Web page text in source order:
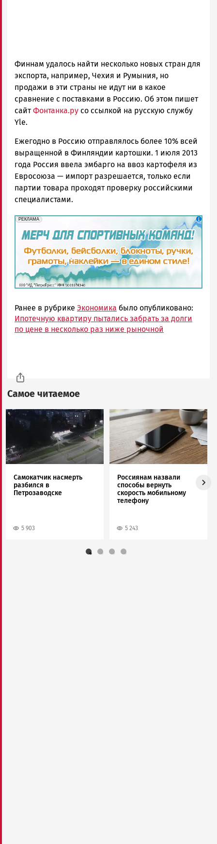
Финнам удалось найти несколько новых стран для
экспорта, например, Чехия и Румыния, но
продажи в эти страны не идут ни в какое
сравнение с поставками в Россию. Об этом пишет
сайтФонтанка.ру со ссылкой на русскую службу
Yle.
Ежегодно в Россию отправлялось более 10% всей
выращенной в Финляндии картошки. 1 июля 2013
года Россия ввела эмбарго на ввоз картофеля из
Евросоюза — импорт разрешается, только если
партии товара проходят проверку российскими
специалистами.
erid: 2SDnjd1S7pa
РЕКЛАМА
Реклама
Ранее в рубрике Экономика было опубликовано:
Ипотечную квартиру пытались забрать за долги
по цене в несколько раз ниже рыночной
Самое читаемое
Image
Самокатчик насмерть
разбился в
Петрозаводске
5 903
Image
Россиянам назвали
способы вернуть
скорость мобильному
телефону
5 243